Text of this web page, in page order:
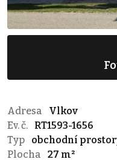
Adresa
Vlkov
Ev. č.
RT1593-1656
Typ
obchodní
Plocha
27 m²